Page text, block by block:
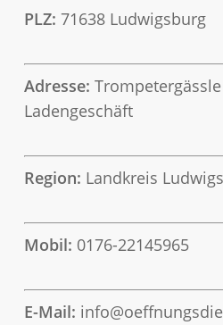
PLZ: 71638 Ludwigsburg
Adresse:
Ladengeschäft
Region: Landkreis
Mobil: 0176-22145965
E-Mail: